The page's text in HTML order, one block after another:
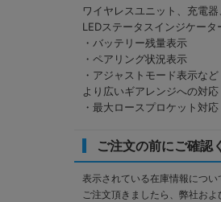
ワイヤレスユニット、充電
LEDステータスインジケータ
・バッテリー残量表示
・ペアリング状況表示
・アジャストモード表示など
より広いギアレンジへの対応
・最大ロースプロケット対
ご注文の前にご確認
表示されている在庫情報につい
ご注文頂きましたら、弊社お